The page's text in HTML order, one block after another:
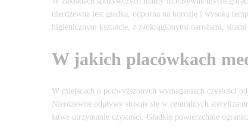
nierdzewna jest gładka, odporna na korozję i wysoką
higienicznym kształcie, z zaokrąglonymi narożami,
W jakich placówkach
W miejscach o podwyższonych wymaganiach czystości
Nierdzewne odpływy stosuje się w centralnych
łatwe utrzymanie czystości. Gładkie powierzchnie